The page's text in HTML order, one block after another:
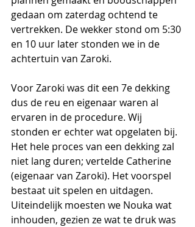
gedaan om zaterdag ochtend te
vertrekken. De wekker stond om 5:30
en 10 uur later stonden we in de
achtertuin van Zaroki.
Voor Zaroki was dit een 7e dekking
dus de reu en eigenaar waren al
ervaren in de procedure. Wij
stonden er echter wat opgelaten bij.
Het hele proces van een dekking zal
niet lang duren; vertelde Catherine
(eigenaar van Zaroki). Het voorspel
bestaat uit spelen en uitdagen.
Uiteindelijk moesten we Nouka wat
inhouden, gezien ze wat te druk was